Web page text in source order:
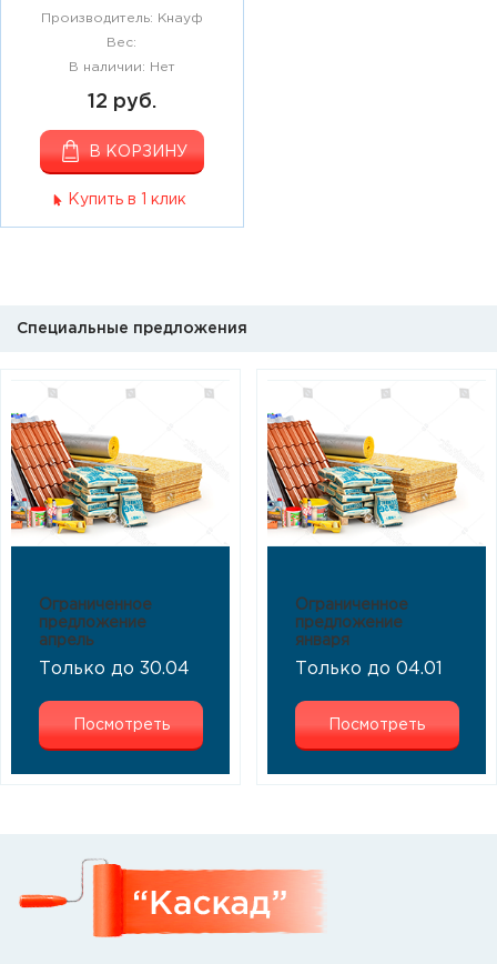
Производитель: Кнауф
Вес:
В наличии: Нет
12 руб.
В КОРЗИНУ
Купить в 1 клик
Специальные предложения
Ограниченное
предложение
апрель
Только до 30.04
Посмотреть
Ограниченное
предложение
января
Только до 04.01
Посмотреть